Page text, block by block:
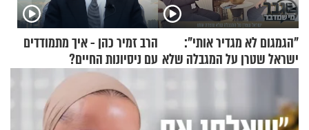
"הגמגום לא מגדיר אותי":
ישראל שטרן על המגבלה שלא
הרב זמיר כהן - איך מתמודדים
עם ניסיונות החיים?